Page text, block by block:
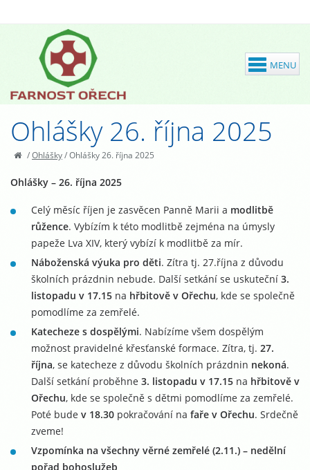
Ohlášky 26. října 2025
/Ohlášky/Ohlášky 26. října 2025
Ohlášky – 26. října 2025
Celý měsíc říjen je zasvěcen Panně Marii a modlitbě
růžence. Vybízím k této modlitbě zejména na úmysly
papeže Lva XIV, který vybízí k modlitbě za mír.
Náboženská výuka pro děti. Zítra tj. 27.října z důvodu
školních prázdnin nebude. Další setkání se uskuteční 3.
listopadu v 17.15 na hřbitově v Ořechu, kde se společně
pomodlíme za zemřelé.
Katecheze s dospělými. Nabízíme všem dospělým
možnost pravidelné křesťanské formace. Zítra, tj. 27.
října, se katecheze z důvodu školních prázdnin nekoná.
Další setkání proběhne 3. listopadu v 17.15 na hřbitově v
Ořechu, kde se společně s dětmi pomodlíme za zemřelé.
Poté bude v 18.30 pokračování na faře v Ořechu. Srdečně
zveme!
Vzpomínka na všechny věrné zemřelé (2.11.) – nedělní
pořad bohoslužeb